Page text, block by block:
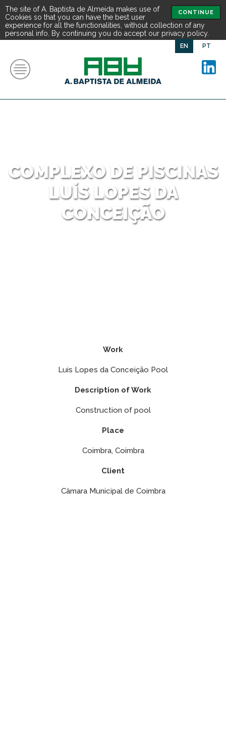
CONTINUE
The site of A. Baptista de Almeida makes use of
Cookies so that you can have the best user
experience for all the functionalities, without collection of any
personal info. By continuing you do accept our privacy policy.
EN PT
COMPLEXO DE PISCINAS
LUÍS LOPES DA
CONCEIÇÃO
Work
Luis Lopes da Conceição Pool
Description of Work
Construction of pool
Place
Coimbra, Coimbra
Client
Câmara Municipal de Coimbra